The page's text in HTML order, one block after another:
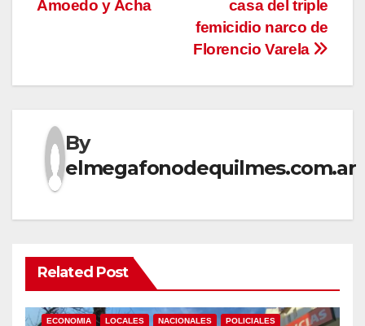
casa del triple
femicidio narco de
Florencio Varela
Amoedo y Acha
By
elmegafonodequilmes.com.ar
Related Post
ECONOMIA LOCALES NACIONALES POLICIALES